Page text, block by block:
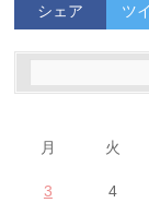
シェア ツ
月
火
3
4